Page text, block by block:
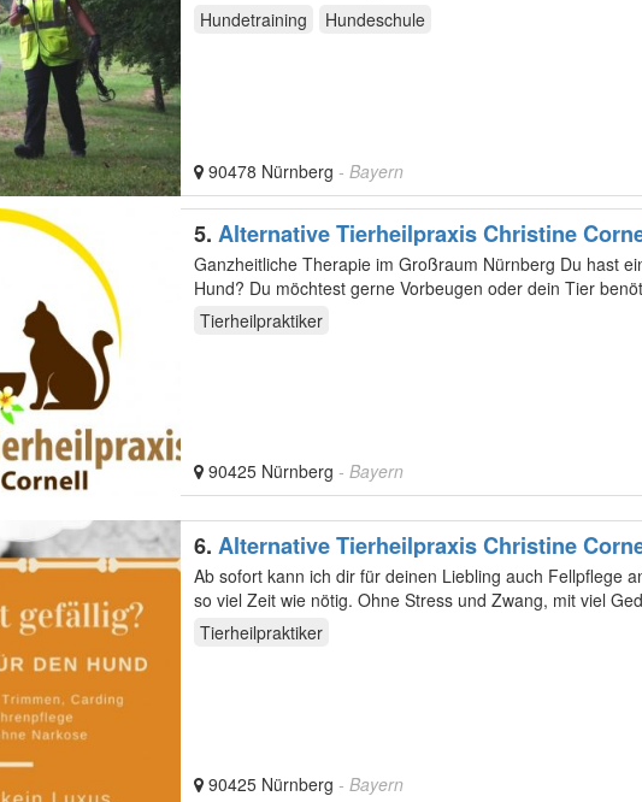
Hundetraining
Hundeschule
90478 Nürnberg - Bayern
5. Alternative Tierheilpraxis Christine
Ganzheitliche Therapie im Großraum Nürnberg Du hast einen Welpen, Junghund oder bereits älteren
Hund? Du möchtest gerne Vorbeugen oder dein Tier
ist…
Tierheilpraktiker
90425 Nürnberg - Bayern
6. Alternative Tierheilpraxis Christine
Ab sofort kann ich dir für deinen Liebling auch Fellpflege
Tierheilpraktiker
90425 Nürnberg - Bayern